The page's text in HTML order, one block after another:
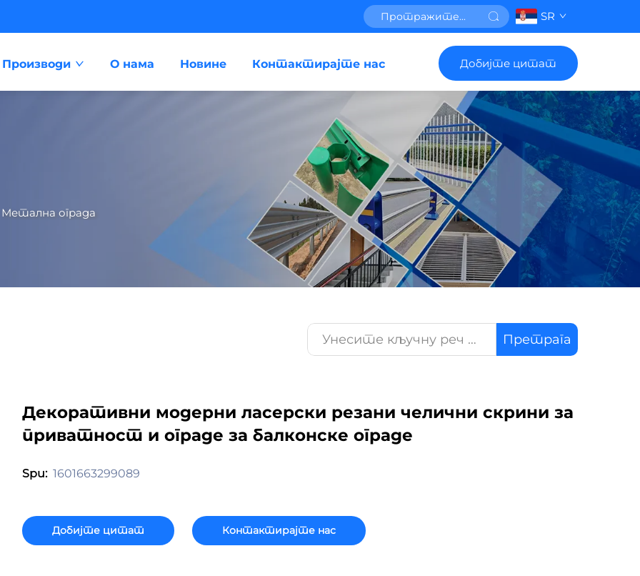
SR
Производи О нама Новине Контактирајте нас Добијте цитат
Метална ограда
Претрага
Декоративни модерни ласерски резани челични скрини за
приватност и ограде за балконске ограде
Spu: 1601663299089
Добијте цитат Контактирајте нас